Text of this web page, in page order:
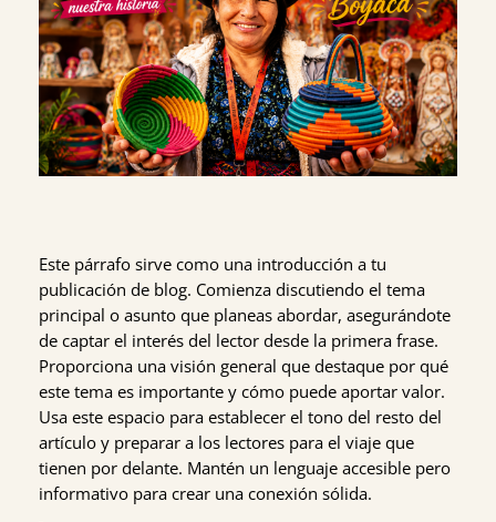
Este párrafo sirve como una introducción a tu
publicación de blog. Comienza discutiendo el tema
principal o asunto que planeas abordar, asegurándote
de captar el interés del lector desde la primera frase.
Proporciona una visión general que destaque por qué
este tema es importante y cómo puede aportar valor.
Usa este espacio para establecer el tono del resto del
artículo y preparar a los lectores para el viaje que
tienen por delante. Mantén un lenguaje accesible pero
informativo para crear una conexión sólida.